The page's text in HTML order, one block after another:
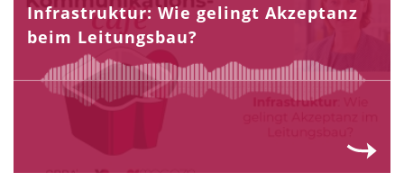
Infrastruktur: Wie gelingt Akzeptanz
beim Leitungsbau?